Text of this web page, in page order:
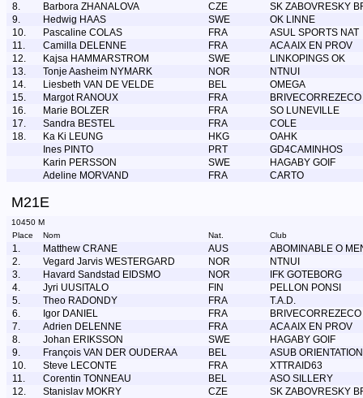
8.
Barbora ZHANALOVA CZE
SK ZABOVRESKY
9.
Hedwig HAAS SWE
OK LINNE
10.
Pascaline COLAS FRA
ASUL SPORTS NAT
11.
Camilla DELENNE FRA
ACA AIX EN PROV
12.
Kajsa HAMMARSTROM SWE
LINKOPINGS OK
13.
Tonje Aasheim NYMARK NOR
NTNUI
14.
Liesbeth VAN DE VELDE BEL
OMEGA
15.
Margot RANOUX FRA
BRIVECORREZECO
16.
Marie BOLZER FRA
SO LUNEVILLE
17.
Sandra BESTEL FRA
COLE
18.
Ka Ki LEUNG HKG
OAHK
Ines PINTO
PRT
GD4CAMINHOS
Karin PERSSON
SWE
HAGABY GOIF
Adeline MORVAND
FRA CARTO
M21E
10450 M
Place
Nom Nat. Club
1. Matthew CRANE AUS
ABOMINABLE O
2.
Vegard Jarvis WESTERGARD NOR
NTNUI
3.
Havard Sandstad EIDSMO NOR
IFK GOTEBORG
4.
Jyri UUSITALO FIN
PELLON PONSI
5.
Theo RADONDY FRA
T.A.D.
6.
Igor DANIEL FRA
BRIVECORREZECO
7.
Adrien DELENNE FRA
ACA AIX EN PROV
8.
Johan ERIKSSON SWE
HAGABY GOIF
9.
François VAN DER OUDERAA BEL
ASUB
10.
Steve LECONTE FRA
XTTRAID63
11.
Corentin TONNEAU BEL
ASO SILLERY
12.
Stanislav MOKRY CZE
SK ZABOVRESKY